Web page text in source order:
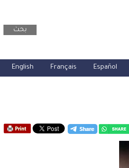
بحث
English Français Español